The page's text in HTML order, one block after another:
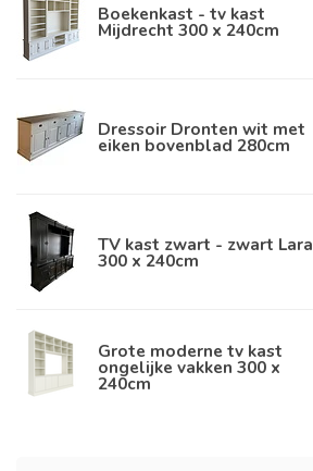
Boekenkast - tv kast
Mijdrecht 300 x 240cm
Dressoir Dronten wit met
eiken bovenblad 280cm
TV kast zwart - zwart Lara
300 x 240cm
Grote moderne tv kast
ongelijke vakken 300 x
240cm